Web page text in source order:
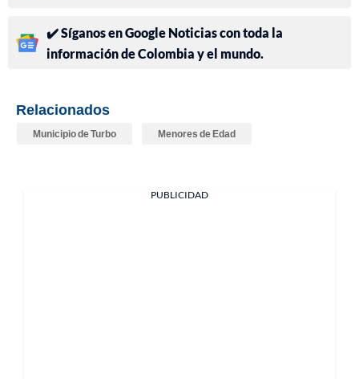
✔️ Síganos en Google Noticias con toda la
información de Colombia y el mundo.
Relacionados
Municipio de Turbo Menores de Edad
PUBLICIDAD